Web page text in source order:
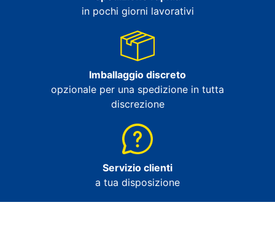
in pochi giorni lavorativi
Imballaggio discreto
opzionale per una spedizione in tutta
discrezione
Servizio clienti
a tua disposizione